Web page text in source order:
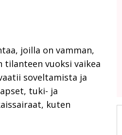
joilla on vamman,
vuoksi vaikea
soveltamista ja
tuki- ja
kuten